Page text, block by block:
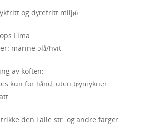
og dyrefritt miljø)
Lima
marine blå/hvit
av koften:
kun for hånd, uten tøymykner.
den i alle str. og andre farger